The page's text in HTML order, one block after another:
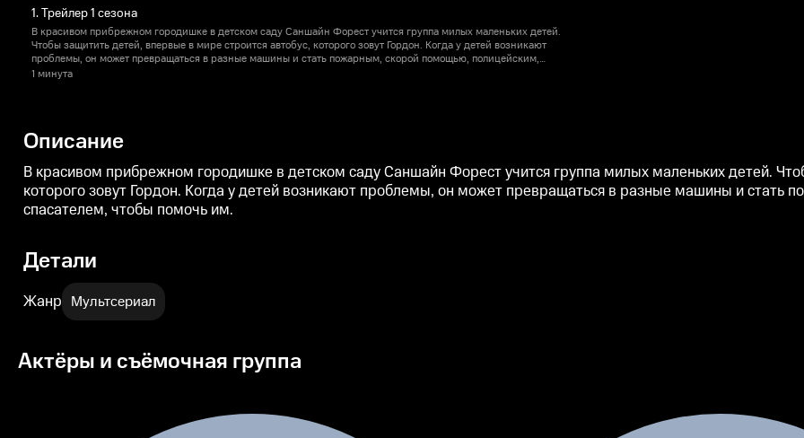
1. Трейлер 1 сезона
В красивом прибрежном городишке в детском саду Саншайн Форест учится группа милых маленьких детей.
Чтобы защитить детей, впервые в мире строится автобус, которого зовут Гордон. Когда у детей возникают
проблемы, он может превращаться в разные машины и стать пожарным, скорой помощью, полицейским,
самолетом и спасателем, чтобы помочь им.
1 минута
Описание
В красивом прибрежном городишке в детском саду Саншайн Форест учится группа милых маленьких детей.
которого зовут Гордон. Когда у детей возникают проблемы, он может превращаться в разные машины и
спасателем, чтобы помочь им.
Детали
Жанр Мультсериал
Актёры и съёмочная группа